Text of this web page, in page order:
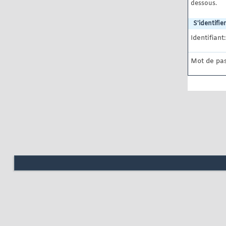
dessous.
S'identifier
Identifiant:
Mot de